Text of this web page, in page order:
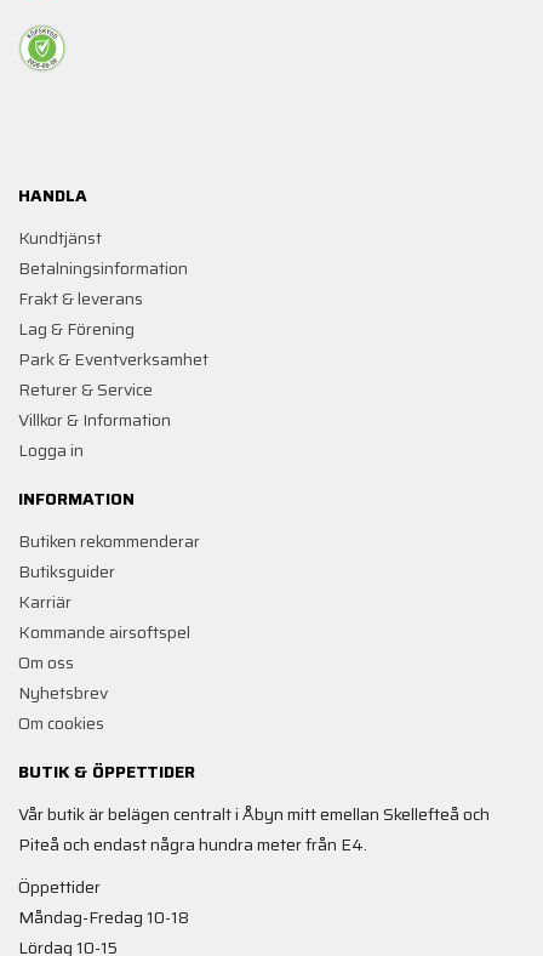
HANDLA
Kundtjänst
Betalningsinformation
Frakt & leverans
Lag & Förening
Park & Eventverksamhet
Returer & Service
Villkor & Information
Logga in
INFORMATION
Butiken rekommenderar
Butiksguider
Karriär
Kommande airsoftspel
Om oss
Nyhetsbrev
Om cookies
BUTIK & ÖPPETTIDER
Vår butik är belägen centralt i Åbyn mitt emellan Skellefteå och
Piteå och endast några hundra meter från E4.
Öppettider
Måndag-Fredag 10-18
Lördag 10-15